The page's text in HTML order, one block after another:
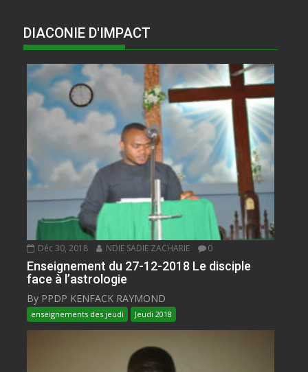
DIACONIE D'IMPACT
Déc 30, 2018 NDIE SADIE ZACHARIE 0
Enseignement du 27-12-2018 Le disciple
face à l’astrologie
By PPDP KENFACK RAYMOND
enseignements des jeudi Jeudi 2018